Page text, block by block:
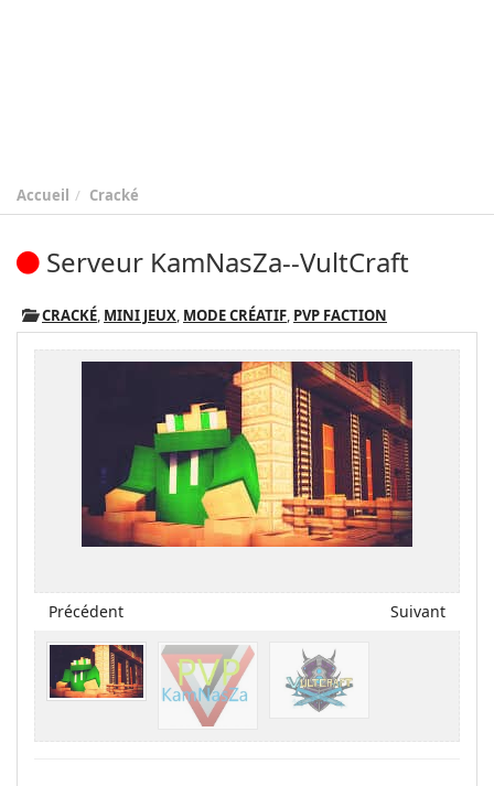
Accueil Cracké
Serveur KamNasZa--VultCraft
CRACKÉ, MINI JEUX, MODE CRÉATIF, PVP FACTION
Précédent Suivant